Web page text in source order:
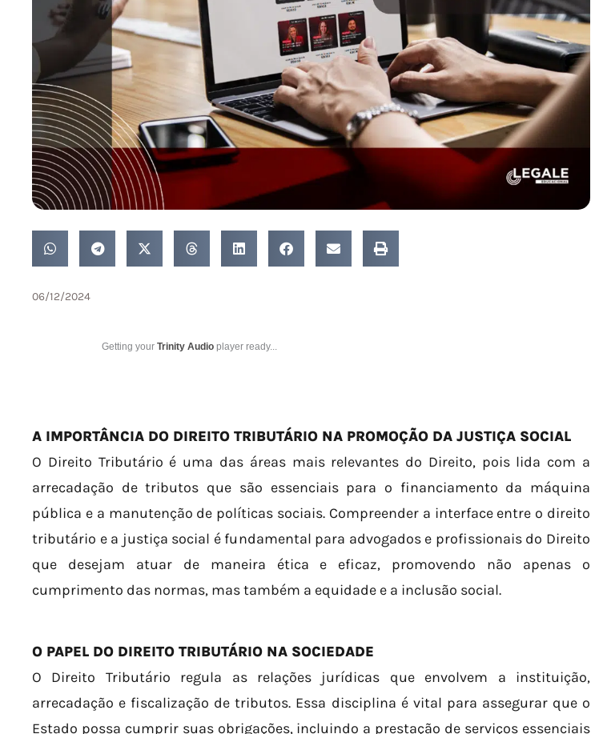
06/12/2024
Getting your Trinity Audio player ready...
A IMPORTÂNCIA DO DIREITO TRIBUTÁRIO NA PROMOÇÃO DA JUSTIÇA SOCIAL
O Direito Tributário é uma das áreas mais relevantes do Direito, pois lida com a
arrecadação de tributos que são essenciais para o financiamento da máquina
pública e a manutenção de políticas sociais. Compreender a interface entre o direito
tributário e a justiça social é fundamental para advogados e profissionais do Direito
que desejam atuar de maneira ética e eficaz, promovendo não apenas o
cumprimento das normas, mas também a equidade e a inclusão social.
O PAPEL DO DIREITO TRIBUTÁRIO NA SOCIEDADE
O Direito Tributário regula as relações jurídicas que envolvem a instituição,
arrecadação e fiscalização de tributos. Essa disciplina é vital para assegurar que o
Estado possa cumprir suas obrigações, incluindo a prestação de serviços essenciais